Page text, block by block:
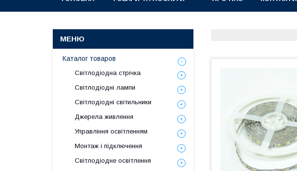
Каталог товаров
Світлодіодна стрічка
Світлодіодні лампи
Світлодіодні світильники
Джерела живлення
Управління освітленням
Монтаж і підключення
Світлодіодне освітлення